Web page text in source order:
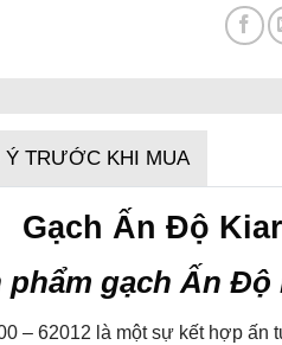
Ý TRƯỚC KHI MUA
Gạch Ấn Độ
phẩm gạch Ấn Độ
– 62012 là một sự kết hợp